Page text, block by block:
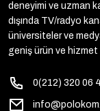
deneyimi ve uzman
dışında TV/radyo
üniversiteler ve
geniş ürün ve hizmet
0(212) 320 06